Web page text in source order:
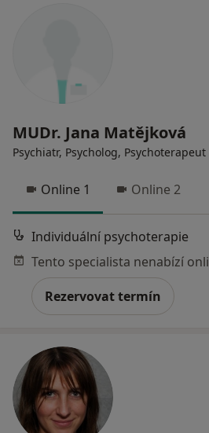
MUDr. Jana Matějková
Psychiatr, Psycholog, Psychoterapeut
Online 1 Online 2
Individuální psychoterapie
Rezervovat termín